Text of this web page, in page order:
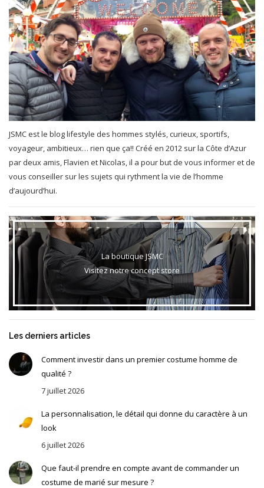
JSMC est le blog lifestyle des hommes stylés, curieux, sportifs,
voyageur, ambitieux… rien que ça!! Créé en 2012 sur la Côte d’Azur
par deux amis, Flavien et Nicolas, il a pour but de vous informer et de
vous conseiller sur les sujets qui rythment la vie de l’homme
d’aujourd’hui.
La boutique JSMC
Visitez notre concept store
Les derniers articles
Comment investir dans un premier costume homme de
qualité ?
7 juillet 2026
La personnalisation, le détail qui donne du caractère à un
look
6 juillet 2026
Que faut-il prendre en compte avant de commander un
costume de marié sur mesure ?